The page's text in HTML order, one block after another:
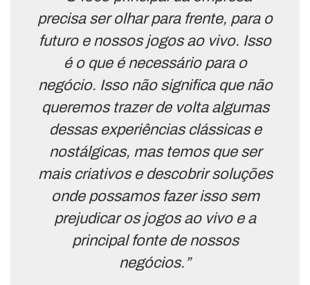
precisa ser olhar para frente, para o
futuro e nossos jogos ao vivo. Isso
é o que é necessário para o
negócio. Isso não significa que não
queremos trazer de volta algumas
dessas experiências clássicas e
nostálgicas, mas temos que ser
mais criativos e descobrir soluções
onde possamos fazer isso sem
prejudicar os jogos ao vivo e a
principal fonte de nossos
negócios.”